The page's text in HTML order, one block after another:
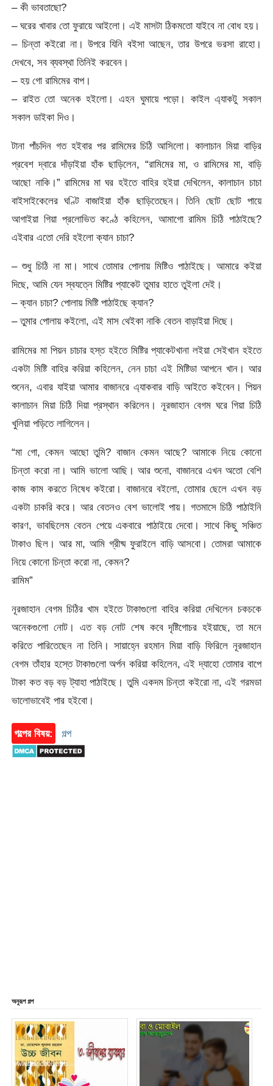
– কী ভাবতাছো?
– ঘরের খাবার তো ফুরায়ে আইলো। এই মাসটা ঠিকমতো যাইবে না বোধ হয়।
– চিন্তা কইরো না। উপরে যিনি বইসা আছেন, তার উপরে ভরসা রাহো।
দেখবে, সব ব্যবস্থা তিনিই করবেন।
– হয় গো রামিমের বাপ।
– রাইত তো অনেক হইলো। এহন ঘুমায়ে পড়ো। কাইল এ্যাকটু সকাল
সকাল ডাইকা দিও।
টানা পাঁচদিন গত হইবার পর রামিমের চিঠি আসিলো। কালাচান মিয়া বাড়ির
প্রবেশ দ্বারে দাঁড়াইয়া হাঁক ছাড়িলেন, “রামিমের মা, ও রামিমের মা, বাড়ি
আছো নাকি।” রামিমের মা ঘর হইতে বাহির হইয়া দেখিলেন, কালাচান চাচা
বাইসাইকেলের ঘণ্টি বাজাইয়া হাঁক ছাড়িতেছেন। তিনি ছোট ছোট পায়ে
আগাইয়া গিয়া প্রলোভিত কণ্ঠে কহিলেন, আমাগো রামিম চিঠি পাঠাইছে?
এইবার এতো দেরি হইলো ক্যান চাচা?
– শুধু চিঠি না মা। সাথে তোমার পোলায় মিষ্টিও পাঠাইছে। আমারে কইয়া
দিছে, আমি যেন স্বযত্নে মিষ্টির প্যাকেট তুমার হাতে তুইলা দেই।
– ক্যান চাচা? পোলায় মিষ্টি পাঠাইছে ক্যান?
– তুমার পোলায় কইলো, এই মাস থেইকা নাকি বেতন বাড়াইয়া দিছে।
রামিমের মা পিয়ন চাচার হস্ত হইতে মিষ্টির প্যাকেটখানা লইয়া সেইখান হইতে
একটা মিষ্টি বাহির করিয়া কহিলেন, নেন চাচা এই মিষ্টিডা আপনে খান। আর
শুনেন, এবার যাইয়া আমার বাজানরে এ্যাকবার বাড়ি আইতে কইবেন। পিয়ন
কালাচান মিয়া চিঠি দিয়া প্রস্থান করিলেন। নূরজাহান বেগম ঘরে গিয়া চিঠি
খুলিয়া পড়িতে লাগিলেন।
“মা গো, কেমন আছো তুমি? বাজান কেমন আছে? আমাকে নিয়ে কোনো
চিন্তা করো না। আমি ভালো আছি। আর শুনো, বাজানরে এখন অতো বেশি
কাজ কাম করতে নিষেধ কইরো। বাজানরে বইলো, তোমার ছেলে এখন বড়
একটা চাকরি করে। আর বেতনও বেশ ভালোই পায়। গতমাসে চিঠি পাঠাইনি
কারণ, ভাবছিলেম বেতন পেয়ে একবারে পাঠাইয়ে দেবো। সাথে কিছু সঞ্চিত
টাকাও ছিল। আর মা, আমি গ্রীষ্ম ফুরাইলে বাড়ি আসবো। তোমরা আমাকে
নিয়ে কোনো চিন্তা করো না, কেমন?
রামিম”
নূরজাহান বেগম চিঠির খাম হইতে টাকাগুলো বাহির করিয়া দেখিলেন চকচকে
অনেকগুলো নোট। এত বড় নোট শেষ কবে দৃষ্টিগোচর হইয়াছে, তা মনে
করিতে পারিতেছেন না তিনি। সায়াহ্নে রহমান মিয়া বাড়ি ফিরিলে নূরজাহান
বেগম তাঁহার হস্তে টাকাগুলো অর্পন করিয়া কহিলেন, এই দ্যাহো তোমার বাপে
টাকা কত বড় বড় ট্যাহা পাঠাইছে। তুমি একদম চিন্তা কইরো না, এই গরমডা
ভালোভাবেই পার হইবো।
গল্পের বিষয়: গল্প
অনুরূপ গল্প